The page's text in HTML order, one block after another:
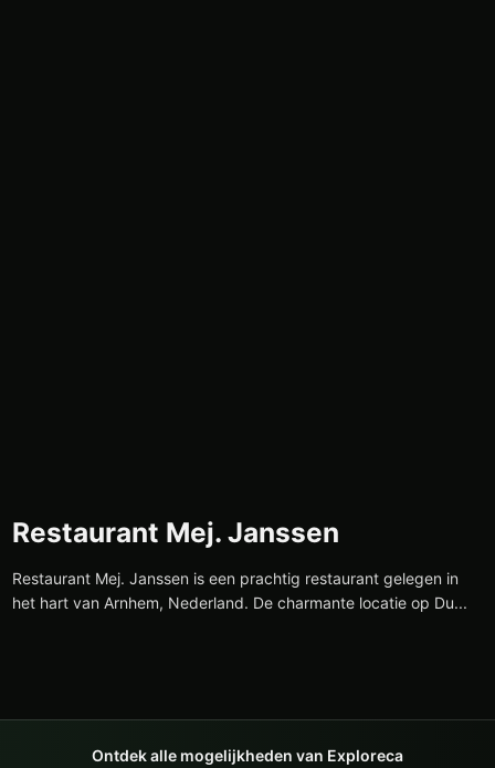
Restaurant Mej. Janssen
Restaurant Mej. Janssen is een prachtig restaurant gelegen in
het hart van Arnhem, Nederland. De charmante locatie op Du...
Ontdek alle mogelijkheden van Exploreca